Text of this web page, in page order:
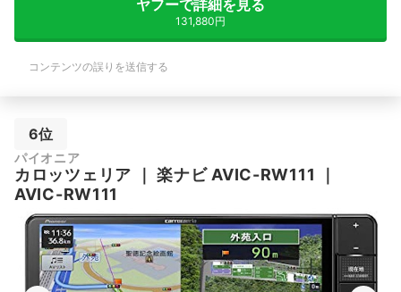
ヤフーで詳細を見る
131,880円
コンテンツの誤りを送信する
6位
パイオニア
カロッツェリア ｜楽ナビ AVIC-RW111
AVIC-RW111